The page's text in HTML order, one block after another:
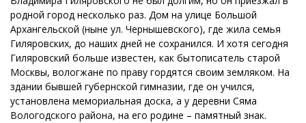
родной город несколько раз. Дом на улице Большой
Архангельской (ныне ул. Чернышевского), где жила семья
Гиляровских, до наших дней не сохранился. И хотя сегодня
Гиляровский больше известен, как бытописатель старой
Москвы, вологжане по праву гордятся своим земляком. На
здании бывшей губернской гимназии, где он учился,
установлена мемориальная доска, а у деревни Сяма
Вологодского района, на его родине – памятный знак.